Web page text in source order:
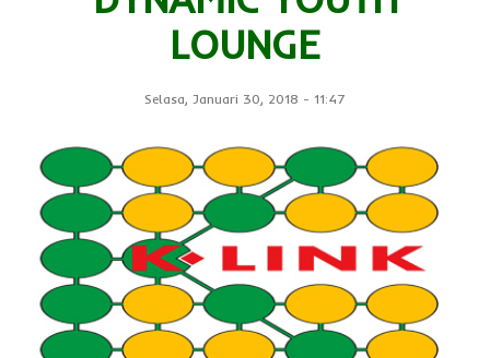
LOUNGE
Selasa, Januari 30, 2018 - 11:47